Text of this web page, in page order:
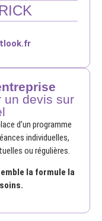
un devis sur
d’un programme
individuelles,
ou régulières.
la formule la